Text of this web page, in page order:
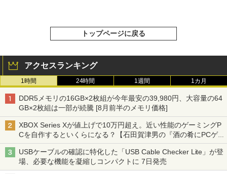
トップページに戻る
アクセスランキング
1時間 24時間 1週間 1カ月
DDR5メモリの16GB×2枚組が今年最安の39,980円、大容量の64
GB×2枚組は一部が続騰 [8月前半のメモリ価格]
XBOX Series Xが値上げで10万円超え。近い性能のゲーミングP
Cを自作するといくらになる？【石田賀津男の『酒の肴にPCゲ
ーム』】
USBケーブルの確認に特化した「USB Cable Checker Lite」が登
場、必要な機能を凝縮しコンパクトに 7日発売